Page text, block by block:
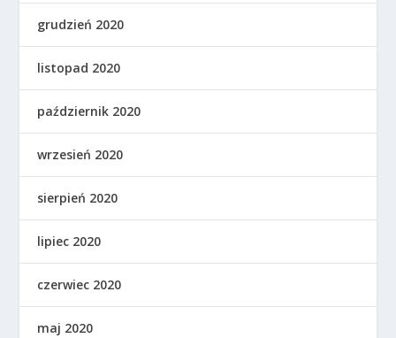
grudzień 2020
listopad 2020
październik 2020
wrzesień 2020
sierpień 2020
lipiec 2020
czerwiec 2020
maj 2020